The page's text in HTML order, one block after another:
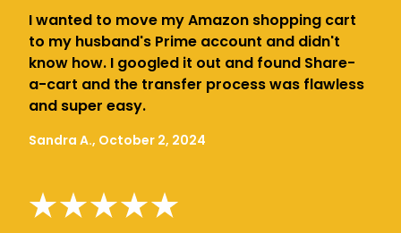
I wanted to move my Amazon shopping cart
to my husband's Prime account and didn't
know how. I googled it out and found Share-
a-cart and the transfer process was flawless
and super easy.
Sandra A., October 2, 2024